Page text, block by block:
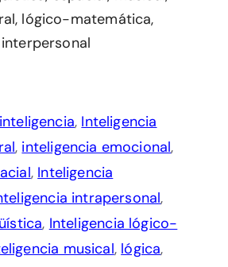
lógico-matemática,
inteligencia, Inteligencia
, inteligencia emocional,
, Inteligencia
intrapersonal,
, Inteligencia lógico-
musical, lógica,